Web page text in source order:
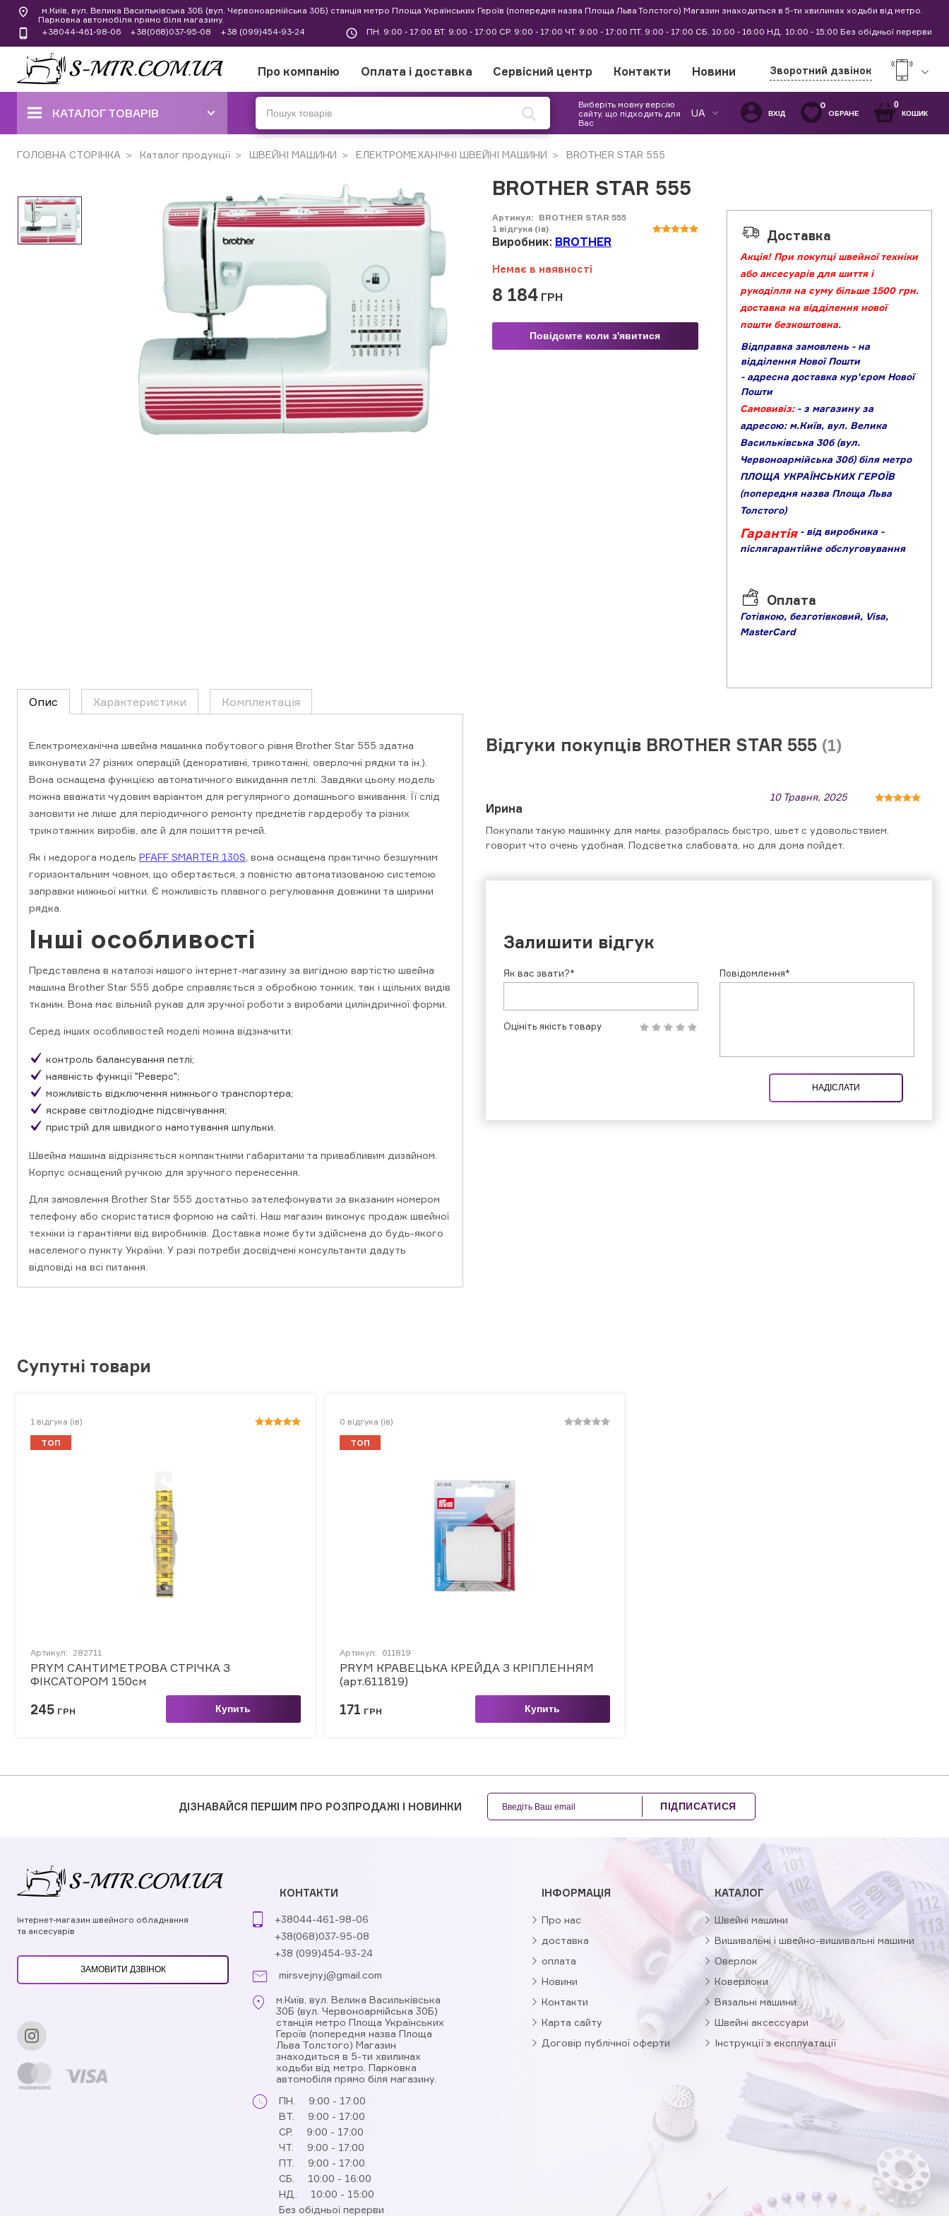
м.Київ, вул. Велика Васильківська 30Б (вул. Червоноармійська 30Б) станція метро Площа Українських Героїв (попередня назва Площа Льва Толстого) Магазин знаходиться в 5-ти хвилинах ходьби від метро.
Парковка автомобіля прямо біля магазину.
+38044-461-98-06
+38(068)037-95-08 +38 (099)454-93-24 ПН. 9:00 - 17:00 ВТ. 9:00 - 17:00 СР. 9:00 - 17:00 ЧТ. 9:00 - 17:00 ПТ. 9:00 - 17:00 СБ. 10:00 - 16:00 НД. 10:00 - 15:00 Без обідньої перерви
Про компанію Оплата і доставка Сервісний центр Контакти Новини Зворотний дзвінок
КАТАЛОГ ТОВАРІВ
ШВЕЙНІ МАШИНИ
ПЛОСКОШОВНІ МАШИНИ
ВИШИВАЛЬНІ ТА ШВЕЙНО-
ВИШИВАЛЬНІ МАШИНИ
ШВЕЙНІ МАШИНИ РУЧНОГО
В'ЯЗАЛЬНІ МАШИНИ
Акційні товари
Виберіть мовну версію
сайту, що підходить для
Вас
UA ВХІД
0
ОБРАНЕ
0
КОШИК
ГОЛОВНА СТОРІНКА Каталог продукції ШВЕЙНІ МАШИНИ ЕЛЕКТРОМЕХАНІЧНІ ШВЕЙНІ МАШИНИ BROTHER STAR 555
BROTHER STAR 555
Артикул: BROTHER STAR 555
1 відгука (ів)
Виробник: BROTHER
Немає в наявності
8 184 ГРН
Повідомте коли з'явитися
Доставка
Акція! При покупці швейної техніки
або аксесуарів для шиття і
рукоділля на суму більше 1500 грн.
доставка на відділення нової
пошти безкоштовна.
Відправка замовлень - на
відділення Нової Пошти
- адресна доставка кур'єром Нової
Пошти
Самовивіз: - з магазину за
адресою: м.Київ, вул. Велика
Васильківська 30б (вул.
Червоноармійська 30б) біля метро
ПЛОЩА УКРАЇНСЬКИХ ГЕРОЇВ
(попередня назва Площа Льва
Толстого)
Гарантія - від виробника -
післягарантійне обслуговування
Оплата
Готівкою, безготівковий, Visa,
MasterCard
Опис Характеристики Комплектація
Електромеханічна швейна машинка побутового рівня Brother Star 555 здатна
виконувати 27 різних операцій (декоративні, трикотажні, оверлочні рядки та ін.).
Вона оснащена функцією автоматичного викидання петлі. Завдяки цьому модель
можна вважати чудовим варіантом для регулярного домашнього вживання. Її слід
замовити не лише для періодичного ремонту предметів гардеробу та різних
трикотажних виробів, але й для пошиття речей.
Як і недорога модель PFAFF SMARTER 130S , вона оснащена практично безшумним
горизонтальним човном, що обертається, з повністю автоматизованою системою
заправки нижньої нитки. Є можливість плавного регулювання довжини та ширини
рядка.
Інші особливості
Представлена ​​в каталозі нашого інтернет-магазину за вигідною вартістю швейна
машина Brother Star 555 добре справляється з обробкою тонких, так і щільних видів
тканин. Вона має вільний рукав для зручної роботи з виробами циліндричної форми.
Серед інших особливостей моделі можна відзначити:
контроль балансування петлі;
наявність функції "Реверс";
можливість відключення нижнього транспортера;
яскраве світлодіодне підсвічування;
пристрій для швидкого намотування шпульки.
Швейна машина відрізняється компактними габаритами та привабливим дизайном.
Корпус оснащений ручкою для зручного перенесення.
Для замовлення Brother Star 555 достатньо зателефонувати за вказаним номером
телефону або скористатися формою на сайті. Наш магазин виконує продаж швейної
техніки із гарантіями від виробників. Доставка може бути здійснена до будь-якого
населеного пункту України. У разі потреби досвідчені консультанти дадуть
відповіді на всі питання.
Відгуки покупців BROTHER STAR 555 (1)
Ирина
10 Травня, 2025
Покупали такую машинку для мамы. разобралась быстро, шьет с удовольствием.
говорит что очень удобная. Подсветка слабовата, но для дома пойдет.
Залишити відгук
Повідомлення*
Як вас звати?*
Оцініть якість товару
НАДІСЛАТИ
Супутні товари
1 відгука (ів)
ТОП
Артикул: 282711
PRYM САНТИМЕТРОВА СТРІЧКА З
ФІКСАТОРОМ 150см
245 ГРН Купить
0 відгука (ів)
ТОП
Артикул: 611819
PRYM КРАВЕЦЬКА КРЕЙДА З КРІПЛЕННЯМ
(арт.611819)
171 ГРН Купить
ДІЗНАВАЙСЯ ПЕРШИМ ПРО РОЗПРОДАЖІ І НОВИНКИ ПІДПИСАТИСЯ
Інтернет-магазин швейного обладнання
та аксесуарів
ЗАМОВИТИ ДЗВІНОК
КОНТАКТИ
+38044-461-98-06
+38(068)037-95-08
+38 (099)454-93-24
mirsvejnyj@gmail.com
м.Київ, вул. Велика Васильківська
30Б (вул. Червоноармійська 30Б)
станція метро Площа Українських
Героїв (попередня назва Площа
Льва Толстого) Магазин
знаходиться в 5-ти хвилинах
ходьби від метро. Парковка
автомобіля прямо біля магазину.
ПН.
9:00 - 17:00
ВТ.
9:00 - 17:00
СР.
9:00 - 17:00
ЧТ.
9:00 - 17:00
ПТ.
9:00 - 17:00
СБ.
10:00 - 16:00
НД.
10:00 - 15:00
Без обідньої перерви
ІНФОРМАЦІЯ
Про нас
доставка
оплата
Новини
Контакти
Карта сайту
Договір публічної оферти
КАТАЛОГ
Швейні машини
Вишивальні і швейно-вишивальні машини
Оверлок
Коверлоки
Вязальні машини
Швейні аксессуари
Інструкції з експлуатації